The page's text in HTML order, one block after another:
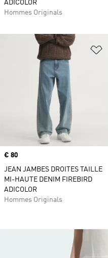
ADICOLOR
Hommes Originals
Prix
€ 80
JEAN JAMBES DROITES TAILLE
MI-HAUTE DENIM FIREBIRD
ADICOLOR
Hommes Originals